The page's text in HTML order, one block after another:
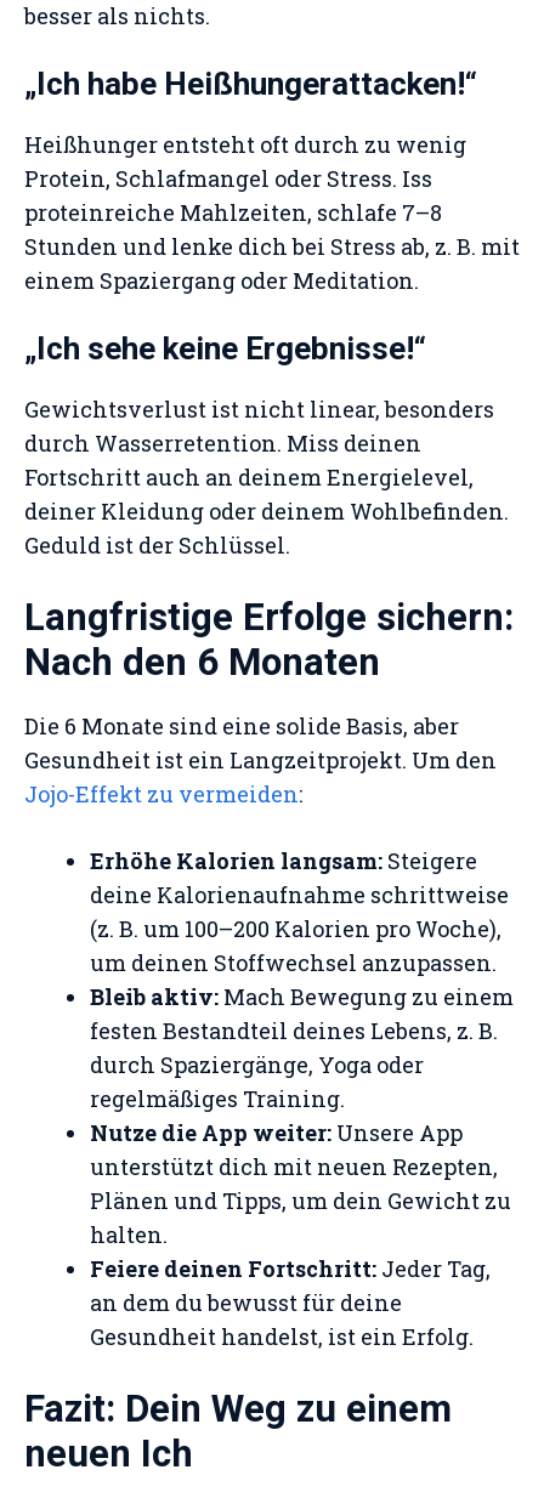
besser als nichts.
„Ich habe Heißhungerattacken!“
Heißhunger entsteht oft durch zu wenig
Protein, Schlafmangel oder Stress. Iss
proteinreiche Mahlzeiten, schlafe 7–8
Stunden und lenke dich bei Stress ab, z. B. mit
einem Spaziergang oder Meditation.
„Ich sehe keine Ergebnisse!“
Gewichtsverlust ist nicht linear, besonders
durch Wasserretention. Miss deinen
Fortschritt auch an deinem Energielevel,
deiner Kleidung oder deinem Wohlbefinden.
Geduld ist der Schlüssel.
Langfristige Erfolge sichern:
Nach den 6 Monaten
Die 6 Monate sind eine solide Basis, aber
Gesundheit ist ein Langzeitprojekt. Um den
Jojo-Effekt zu vermeiden:
Erhöhe Kalorien langsam: Steigere
deine Kalorienaufnahme schrittweise
(z. B. um 100–200 Kalorien pro Woche),
um deinen Stoffwechsel anzupassen.
Bleib aktiv: Mach Bewegung zu einem
festen Bestandteil deines Lebens, z. B.
durch Spaziergänge, Yoga oder
regelmäßiges Training.
Nutze die App weiter: Unsere App
unterstützt dich mit neuen Rezepten,
Plänen und Tipps, um dein Gewicht zu
halten.
Feiere deinen Fortschritt: Jeder Tag,
an dem du bewusst für deine
Gesundheit handelst, ist ein Erfolg.
Fazit: Dein Weg zu einem
neuen Ich